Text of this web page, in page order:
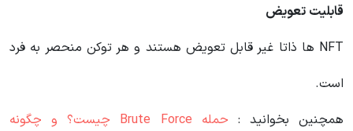
قابلیت تعویض
NFT ها ذاتا غیر قابل تعویض هستند و هر توکن منحصر به فرد
است.
همچنین بخوانید :
حمله Brute Force چیست؟ و چگونه